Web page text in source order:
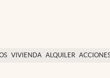
VIVIENDA ALQUILER